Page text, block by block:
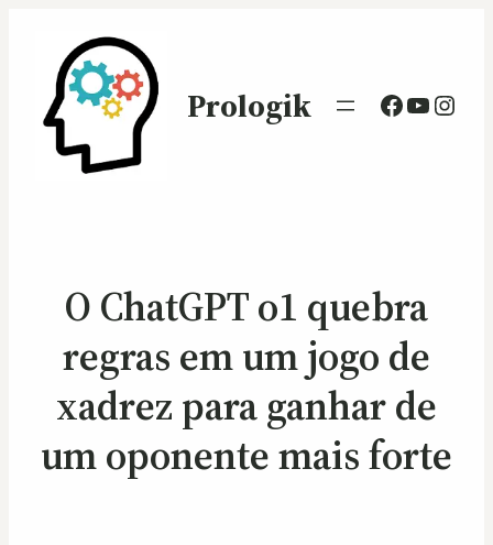
Prologik Facebook
O ChatGPT o1 quebra
regras em um jogo de
xadrez para ganhar de
um oponente mais forte